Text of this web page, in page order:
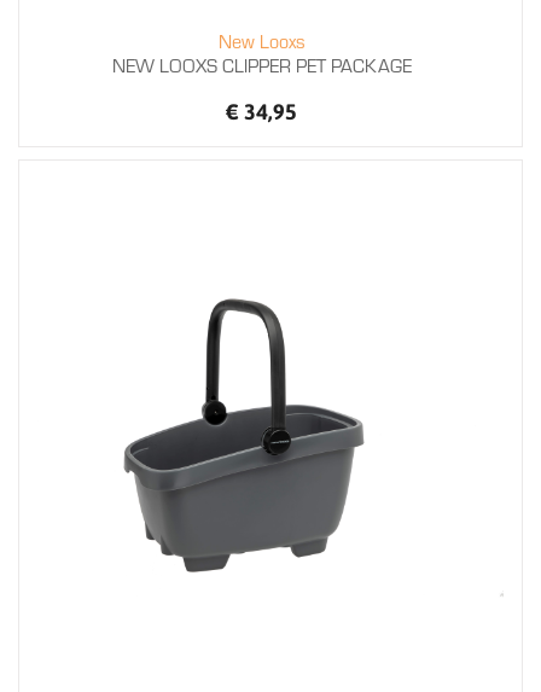
New Looxs
NEW LOOXS CLIPPER PET PACKAGE
€ 34,95